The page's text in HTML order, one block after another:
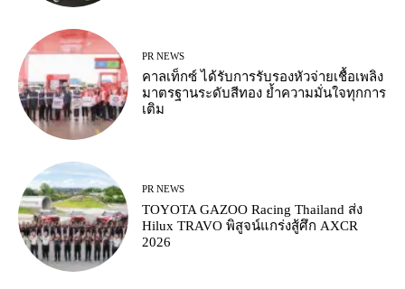
PR NEWS
คาลเท็กซ์ ได้รับการรับรองหัวจ่ายเชื้อเพลิง
มาตรฐานระดับสีทอง ย้ำความมั่นใจทุกการ
เติม
PR NEWS
TOYOTA GAZOO Racing Thailand ส่ง
Hilux TRAVO พิสูจน์แกร่งสู้ศึก AXCR
2026